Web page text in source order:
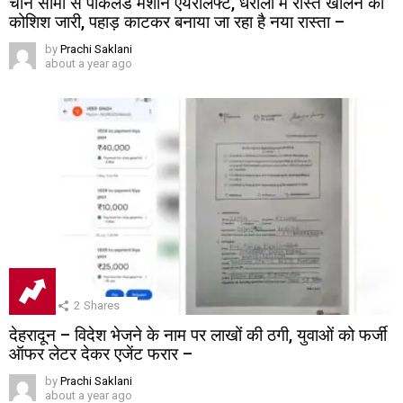
कोशिश जारी, पहाड़ काटकर बनाया जा रहा है नया रास्ता –
by Prachi Saklani
about a year ago
2 Shares
देहरादून – विदेश भेजने के नाम पर लाखों की ठगी, युवाओं को फर्जी
ऑफर लेटर देकर एजेंट फरार –
by Prachi Saklani
about a year ago